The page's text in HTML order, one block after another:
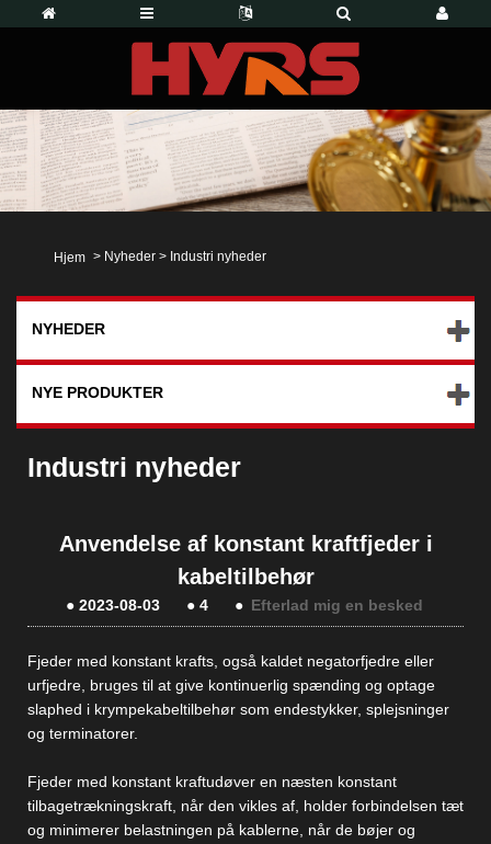
Hjem > Nyheder > Industri nyheder
NYHEDER
NYE PRODUKTER
Industri nyheder
Anvendelse af konstant kraftfjeder i
kabeltilbehør
● 2023-08-03 ● 4 ● Efterlad mig en besked
Fjeder med konstant krafts, også kaldet negatorfjedre eller
urfjedre, bruges til at give kontinuerlig spænding og optage
slaphed i krympekabeltilbehør som endestykker, splejsninger
og terminatorer.
Fjeder med konstant kraftudøver en næsten konstant
tilbagetrækningskraft, når den vikles af, holder forbindelsen tæt
og minimerer belastningen på kablerne, når de bøjer og